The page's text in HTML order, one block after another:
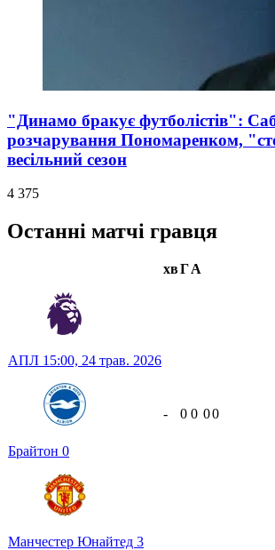
"Динамо бракує футболістів":
розчарування Пономаренком,
весільний сезон
4 375
Останні матчі гравця
хвГА
АПЛ 15:00, 24 трав. 2026
Брайтон 0
Манчестер Юнайтед 3
- 0 0 00